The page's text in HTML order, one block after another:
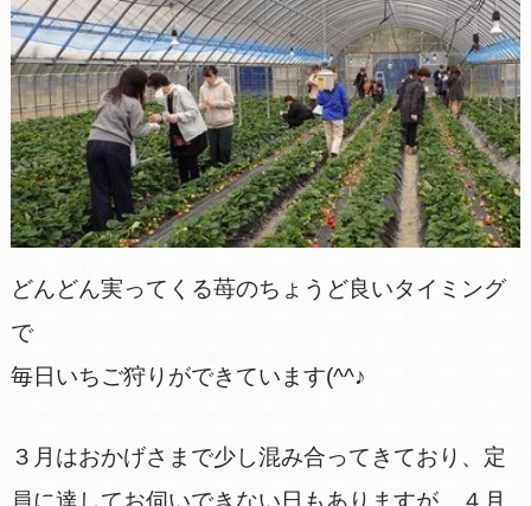
どんどん実ってくる苺のちょうど良いタイミング
で
毎日いちご狩りができています(^^♪
３月はおかげさまで少し混み合ってきており、定